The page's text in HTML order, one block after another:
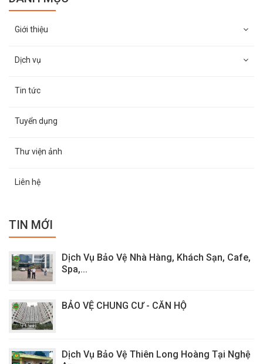
Giới thiệu
Dịch vụ
Tin tức
Tuyển dụng
Thư viện ảnh
Liên hệ
TIN MỚI
Dịch Vụ Bảo Vệ Nhà Hàng, Khách Sạn, Cafe,
Spa,...
BẢO VỆ CHUNG CƯ - CĂN HỘ
Dịch Vụ Bảo Vệ Thiên Long Hoàng Tại Nghệ